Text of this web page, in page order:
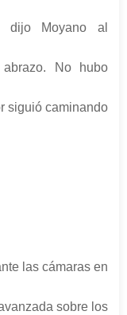
dijo Moyano al
No hubo
siguió caminando
las cámaras en
sobre los